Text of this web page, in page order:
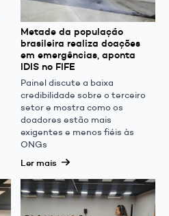
Metade da população
brasileira realiza doações
em emergências, aponta
IDIS no FIFE
Painel discute a baixa
credibilidade sobre o terceiro
setor e mostra como os
doadores estão mais
exigentes e menos fiéis às
ONGs
Ler mais